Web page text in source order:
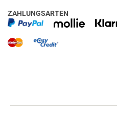
ZAHLUNGSARTEN